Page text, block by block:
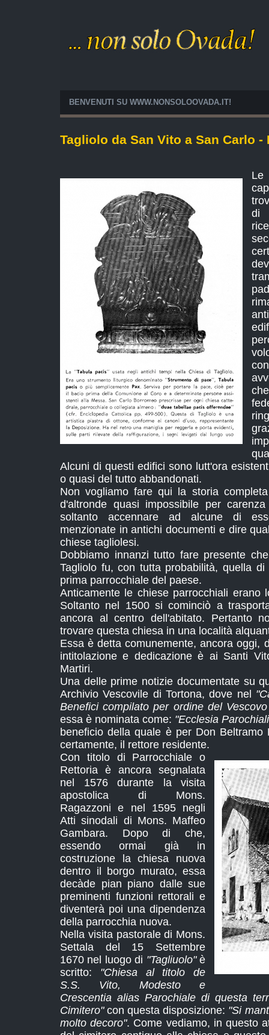
BENVENUTI SU WWW.NONSOLOOVADA.IT!
Tagliolo da San Vito a San Carlo
Le
di
Alcuni di questi edifici sono lutt'ora
o quasi del tutto abbandonati.
Non vogliamo fare qui la storia
d'altronde quasi impossibile per
soltanto accennare ad alcune di
menzionate in antichi documenti e dire
chiese tagliolesi.
Dobbiamo innanzi tutto fare presente
Tagliolo fu, con tutta probabilità, quella
prima parrocchiale del paese.
Anticamente le chiese parrocchiali erano
Soltanto nel 1500 si cominciò a
ancora al centro dell'abitato. Pertanto
trovare questa chiesa in una località
Essa è detta comunemente, ancora oggi,
intitolazione e dedicazione è ai Santi
Martiri.
Una delle prime notizie documentate su
Archivio Vescovile di Tortona, dove nel
Benefici compilato per ordine del
essa è nominata come: "Ecclesia
beneficio della quale è per Don
certamente, il rettore residente.
Con titolo di Parrocchiale o
Rettoria è ancora segnalata
nel 1576 durante la visita
apostolica di Mons.
Ragazzoni e nel 1595 negli
Atti sinodali di Mons. Maffeo
Gambara. Dopo di che,
essendo ormai già in
costruzione la chiesa nuova
dentro il borgo murato, essa
decàde pian piano dalle sue
preminenti funzioni rettorali e
diventerà poi una dipendenza
della parrocchia nuova.
Nella visita pastorale di Mons.
Settala del 15 Settembre
1670 nel luogo di "Tagliuolo"è
scritto: "Chiesa al titolo de
S.S. Vito, Modesto e
Crescentia alias Parochiale di questa
Cimitero"con questa disposizione: "Si
molto decoro". Come vediamo, in questo